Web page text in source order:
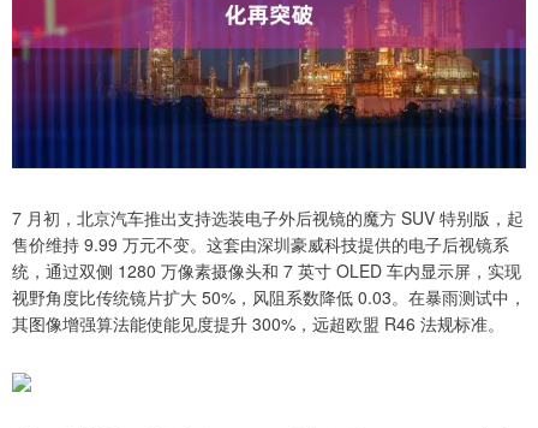
7 月初，北京汽车推出支持选装电子外后视镜的魔方 SUV 特别版，起
售价维持 9.99 万元不变。这套由深圳豪威科技提供的电子后视镜系
统，通过双侧 1280 万像素摄像头和 7 英寸 OLED 车内显示屏，实现
视野角度比传统镜片扩大 50%，风阻系数降低 0.03。在暴雨测试中，
其图像增强算法能使能见度提升 300%，远超欧盟 R46 法规标准。